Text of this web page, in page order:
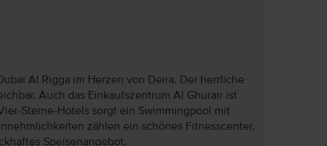
Al Rigga im Herzen von Deira. Der herrliche
Auch das Einkaufszentrum Al Ghurair ist
Sterne-Hotels sorgt ein Swimmingpool mit
zählen ein schönes Fitnesscenter,
Speisenangebot.